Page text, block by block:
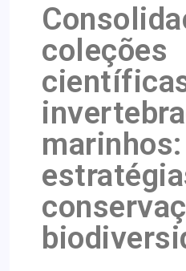
coleções
marinhos: